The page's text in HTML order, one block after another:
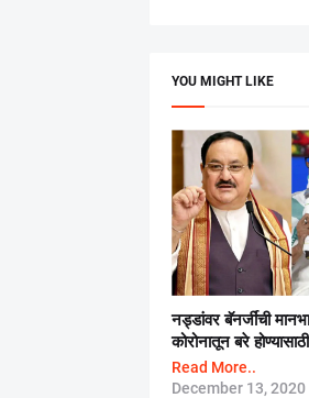
YOU MIGHT LIKE
नड्डांवर बॅनर्जींची
कोरोनातून बरे
Read More..
December 13, 2020